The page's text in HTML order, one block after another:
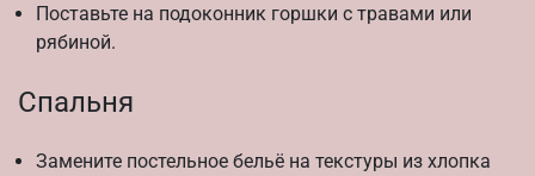
Поставьте на подоконник горшки с травами или
рябиной.
Спальня
Замените постельное бельё на текстуры из хлопка